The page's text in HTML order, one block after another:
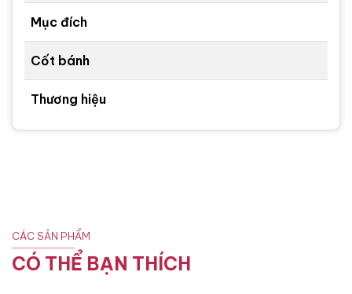
Mục đích
Cốt bánh
Thương hiệu
CÁC SẢN PHẨM
CÓ THỂ BẠN THÍCH